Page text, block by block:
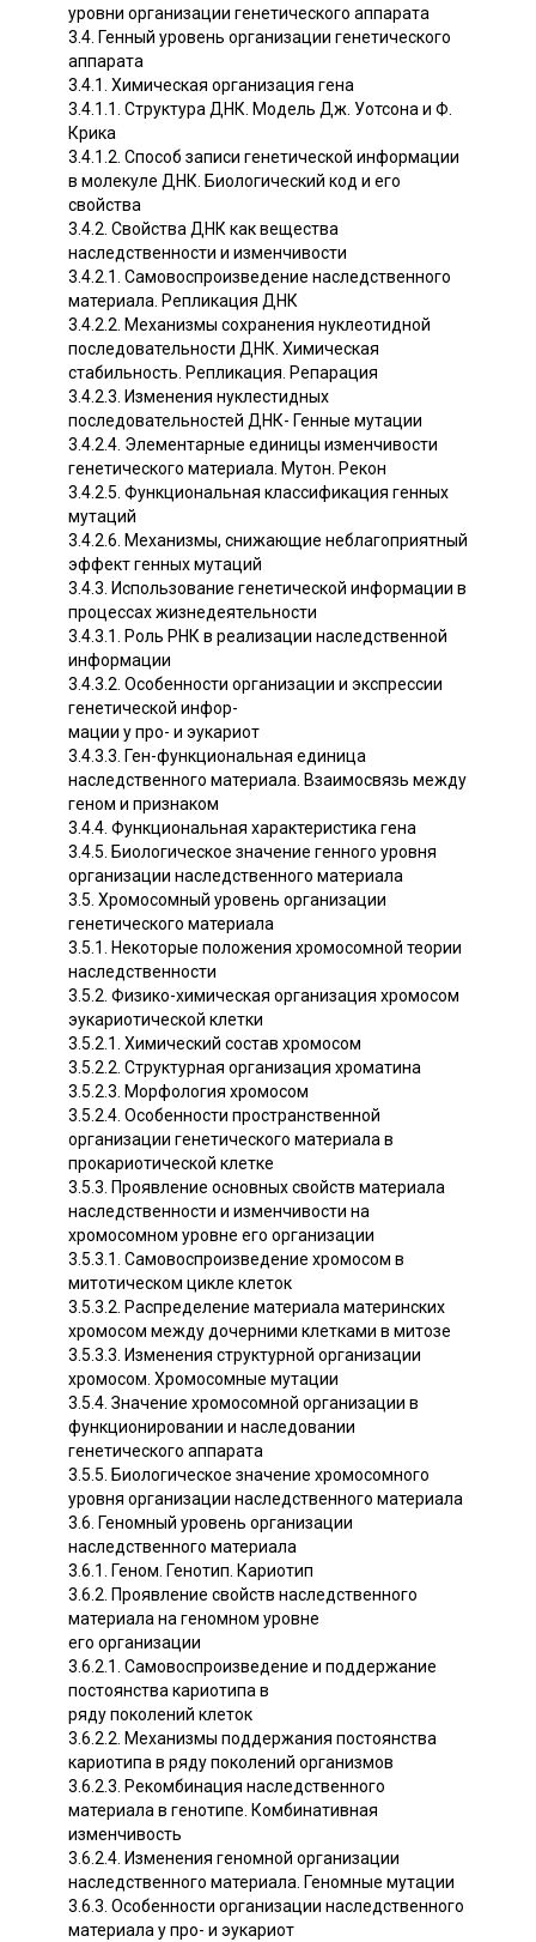
уровни организации генетического аппарата
3.4. Генный уровень организации генетического
аппарата
3.4.1. Химическая организация гена
3.4.1.1. Структура ДНК. Модель Дж. Уотсона и Ф.
Крика
3.4.1.2. Способ записи генетической информации
в молекуле ДНК. Биологический код и его
свойства
3.4.2. Свойства ДНК как вещества
наследственности и изменчивости
3.4.2.1. Самовоспроизведение наследственного
материала. Репликация ДНК
3.4.2.2. Механизмы сохранения нуклеотидной
последовательности ДНК. Химическая
стабильность. Репликация. Репарация
3.4.2.3. Изменения нуклестидных
последовательностей ДНК- Генные мутации
3.4.2.4. Элементарные единицы изменчивости
генетического материала. Мутон. Рекон
3.4.2.5. Функциональная классификация генных
мутаций
3.4.2.6. Механизмы, снижающие неблагоприятный
эффект генных мутаций
3.4.3. Использование генетической информации в
процессах жизнедеятельности
3.4.3.1. Роль РНК в реализации наследственной
информации
3.4.3.2. Особенности организации и экспрессии
генетической инфор-
мации у про- и эукариот
3.4.3.3. Ген-функциональная единица
наследственного материала. Взаимосвязь между
геном и признаком
3.4.4. Функциональная характеристика гена
3.4.5. Биологическое значение генного уровня
организации наследственного материала
3.5. Хромосомный уровень организации
генетического материала
3.5.1. Некоторые положения хромосомной теории
наследственности
3.5.2. Физико-химическая организация хромосом
эукариотической клетки
3.5.2.1. Химический состав хромосом
3.5.2.2. Структурная организация хроматина
3.5.2.3. Морфология хромосом
3.5.2.4. Особенности пространственной
организации генетического материала в
прокариотической клетке
3.5.3. Проявление основных свойств материала
наследственности и изменчивости на
хромосомном уровне его организации
3.5.3.1. Самовоспроизведение хромосом в
митотическом цикле клеток
3.5.3.2. Распределение материала материнских
хромосом между дочерними клетками в митозе
3.5.3.3. Изменения структурной организации
хромосом. Хромосомные мутации
3.5.4. Значение хромосомной организации в
функционировании и наследовании
генетического аппарата
3.5.5. Биологическое значение хромосомного
уровня организации наследственного материала
3.6. Геномный уровень организации
наследственного материала
3.6.1. Геном. Генотип. Кариотип
3.6.2. Проявление свойств наследственного
материала на геномном уровне
его организации
3.6.2.1. Самовоспроизведение и поддержание
постоянства кариотипа в
ряду поколений клеток
3.6.2.2. Механизмы поддержания постоянства
кариотипа в ряду поколений организмов
3.6.2.3. Рекомбинация наследственного
материала в генотипе. Комбинативная
изменчивость
3.6.2.4. Изменения геномной организации
наследственного материала. Геномные мутации
3.6.3. Особенности организации наследственного
материала у про- и эукариот